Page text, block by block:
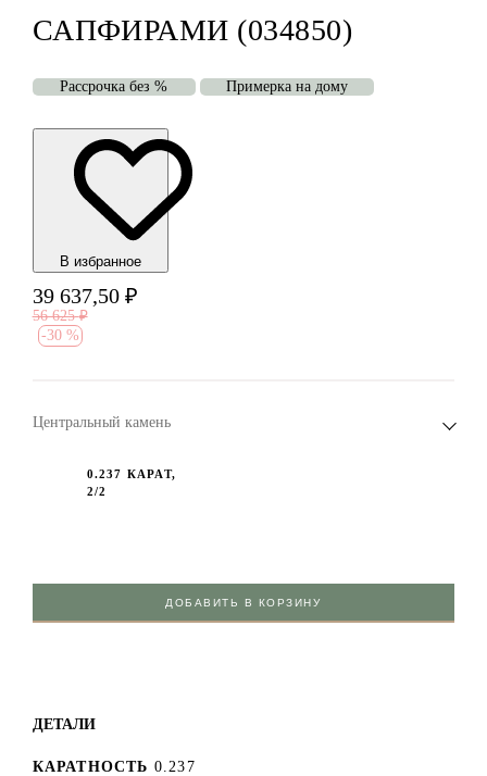
САПФИРАМИ (034850)
Рассрочка без % Примерка на дому
В избранноe
39 637,50 ₽
56 625 ₽
-30 %
Центральный камень
0.237 КАРАТ,
2/2
ДОБАВИТЬ В КОРЗИНУ
ДЕТАЛИ
КАРАТНОСТЬ 0.237